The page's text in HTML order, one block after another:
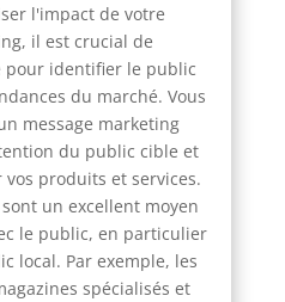
l'impact de votre
il est crucial de
pour identifier le public
du marché. Vous
message marketing
du public cible et
produits et services.
un excellent moyen
le public, en particulier
local. Par exemple, les
spécialisés et